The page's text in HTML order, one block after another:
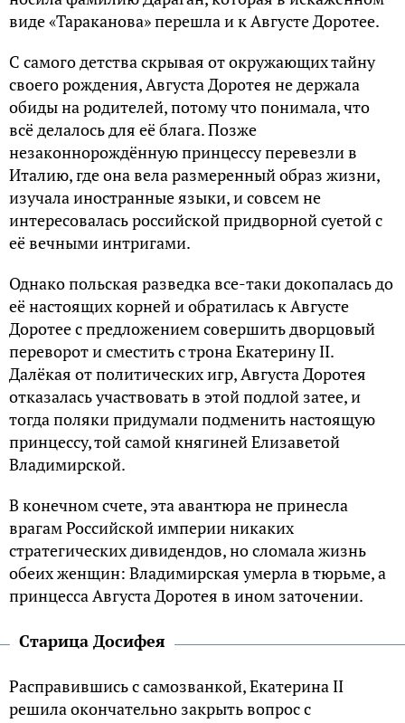
виде «Тараканова» перешла и к Августе Доротее.
С самого детства скрывая от окружающих тайну
своего рождения, Августа Доротея не держала
обиды на родителей, потому что понимала, что
всё делалось для её блага. Позже
незаконнорождённую принцессу перевезли в
Италию, где она вела размеренный образ жизни,
изучала иностранные языки, и совсем не
интересовалась российской придворной суетой с
её вечными интригами.
Однако польская разведка все-таки докопалась до
её настоящих корней и обратилась к Августе
Доротее с предложением совершить дворцовый
переворот и сместить с трона Екатерину II.
Далёкая от политических игр, Августа Доротея
отказалась участвовать в этой подлой затее, и
тогда поляки придумали подменить настоящую
принцессу, той самой княгиней Елизаветой
Владимирской.
В конечном счете, эта авантюра не принесла
врагам Российской империи никаких
стратегических дивидендов, но сломала жизнь
обеих женщин: Владимирская умерла в тюрьме, а
принцесса Августа Доротея в ином заточении.
Старица Досифея
Расправившись с самозванкой, Екатерина II
решила окончательно закрыть вопрос с